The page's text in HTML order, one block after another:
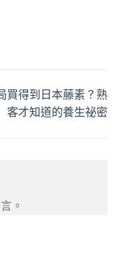
買得到日本藤素？熟
客才知道的養生祕密
。